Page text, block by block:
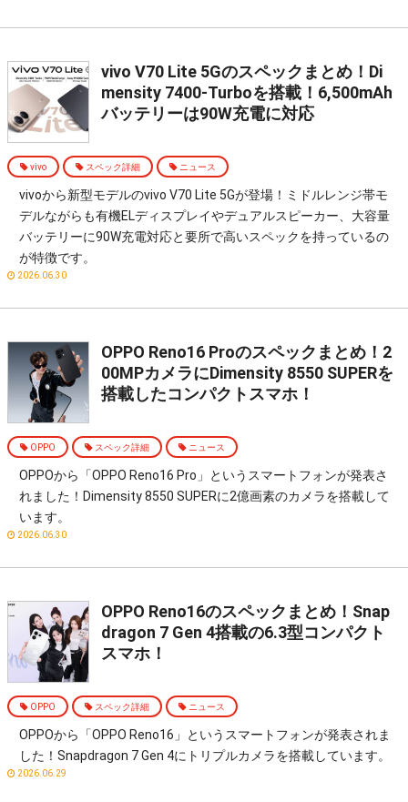
vivo V70 Lite 5Gのスペックまとめ！Di
mensity 7400-Turboを搭載！6,500mAh
バッテリーは90W充電に対応
vivo スペック詳細 ニュース
vivoから新型モデルのvivo V70 Lite 5Gが登場！ミドルレンジ帯モ
デルながらも有機ELディスプレイやデュアルスピーカー、大容量
バッテリーに90W充電対応と要所で高いスペックを持っているの
が特徴です。
2026.06.30
OPPO Reno16 Proのスペックまとめ！2
00MPカメラにDimensity 8550 SUPERを
搭載したコンパクトスマホ！
OPPO スペック詳細 ニュース
OPPOから「OPPO Reno16 Pro」というスマートフォンが発表さ
れました！Dimensity 8550 SUPERに2億画素のカメラを搭載して
います。
2026.06.30
OPPO Reno16のスペックまとめ！Snap
dragon 7 Gen 4搭載の6.3型コンパクト
スマホ！
OPPO スペック詳細 ニュース
OPPOから「OPPO Reno16」というスマートフォンが発表されま
した！Snapdragon 7 Gen 4にトリプルカメラを搭載しています。
2026.06.29